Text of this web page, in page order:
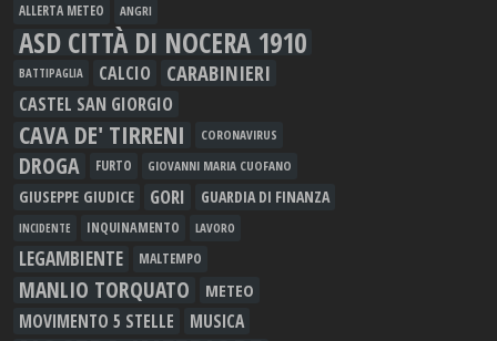
ALLERTA METEO ANGRI
ASD CITTÀ DI NOCERA 1910
BATTIPAGLIA CALCIO CARABINIERI
CASTEL SAN GIORGIO
CAVA DE' TIRRENI CORONAVIRUS
DROGA FURTO GIOVANNI MARIA CUOFANO
GIUSEPPE GIUDICE GORI GUARDIA DI FINANZA
INCIDENTE INQUINAMENTO LAVORO
LEGAMBIENTE MALTEMPO
MANLIO TORQUATO METEO
MOVIMENTO 5 STELLE MUSICA